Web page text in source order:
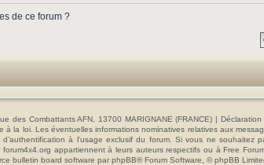
de ce forum ?
des Combattants AFN, 13700 MARIGNANE (FRANCE) |
à la loi. Les éventuelles informations nominatives relatives aux
à l'usage exclusif du forum. Si vous ne
appartiennent à leurs auteurs respectifs ou à Free
bulletin board software par phpBB® Forum Software, © phpBB